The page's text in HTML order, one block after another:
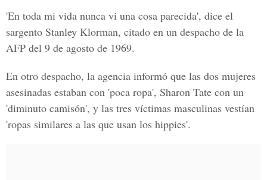
'En toda mi vida nunca vi una cosa parecida', dice el
sargento Stanley Klorman, citado en un despacho de la
AFP del 9 de agosto de 1969.
En otro despacho, la agencia informó que las dos mujeres
asesinadas estaban con 'poca ropa', Sharon Tate con un
'diminuto camisón', y las tres víctimas masculinas vestían
'ropas similares a las que usan los hippies'.